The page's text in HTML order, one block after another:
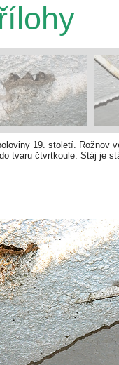
19. století. Rožnov
tvaru čtvrtkoule. Stáj je